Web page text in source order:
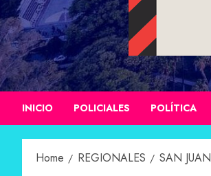
INICIO POLICIALES POLÍTICA
Home REGIONALES SAN